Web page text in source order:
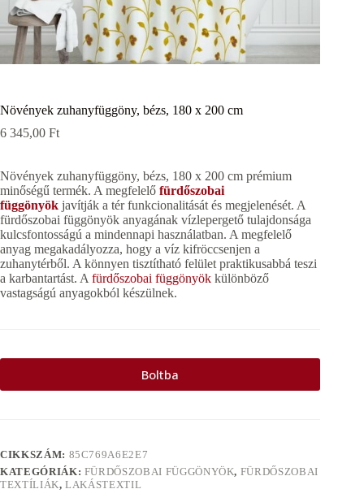
Növények zuhanyfüggöny, bézs, 180 x 200 cm
6 345,00 Ft
Növények zuhanyfüggöny, bézs, 180 x 200 cm prémium
minőségű termék. A megfelelő fürdőszobai
függönyök javítják a tér funkcionalitását és megjelenését. A
fürdőszobai függönyök anyagának vízlepergető tulajdonsága
kulcsfontosságú a mindennapi használatban. A megfelelő
anyag megakadályozza, hogy a víz kifröccsenjen a
zuhanytérből. A könnyen tisztítható felület praktikusabbá teszi
a karbantartást. A fürdőszobai függönyök különböző
vastagságú anyagokból készülnek.
Boltba
CIKKSZÁM: 85C769A6E2E7
KATEGÓRIÁK: FÜRDŐSZOBAI FÜGGÖNYÖK, FÜRDŐSZOBAI
TEXTÍLIÁK,LAKÁSTEXTIL